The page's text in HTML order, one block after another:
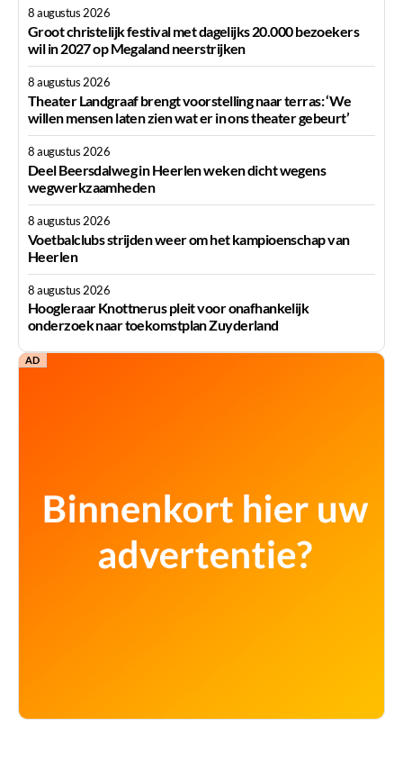
8 augustus 2026
Groot christelijk festival met dagelijks 20.000 bezoekers
wil in 2027 op Megaland neerstrijken
8 augustus 2026
Theater Landgraaf brengt voorstelling naar terras: ‘We
willen mensen laten zien wat er in ons theater gebeurt’
8 augustus 2026
Deel Beersdalweg in Heerlen weken dicht wegens
wegwerkzaamheden
8 augustus 2026
Voetbalclubs strijden weer om het kampioenschap van
Heerlen
8 augustus 2026
Hoogleraar Knottnerus pleit voor onafhankelijk
onderzoek naar toekomstplan Zuyderland
AD